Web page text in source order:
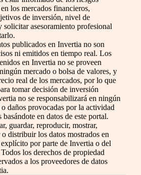
los mercados financieros,
de inversión, nivel de
solicitar asesoramiento profesional
publicados en Invertia no son
ni emitidos en tiempo real. Los
en Invertia no se proveen
mercado o bolsa de valores, y
real de los mercados, por lo que
tomar decisión de inversión
no se responsabilizará en ningún
daños provocadas por la actividad
en datos de este portal.
guardar, reproducir, mostrar,
distribuir los datos mostrados en
por parte de Invertia o del
los derechos de propiedad
a los proveedores de datos